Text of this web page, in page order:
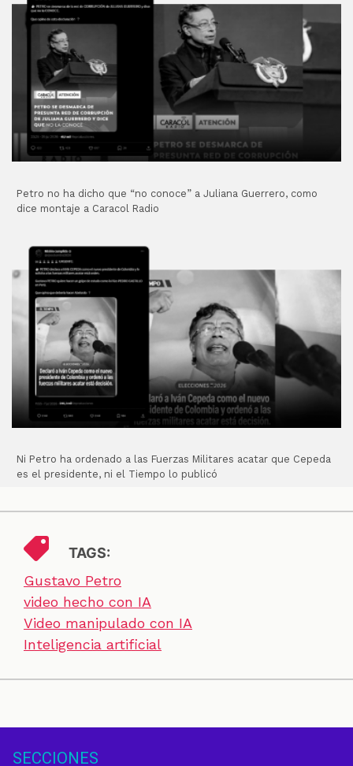
Petro no ha dicho que “no conoce” a Juliana Guerrero, como
dice montaje a Caracol Radio
Ni Petro ha ordenado a las Fuerzas Militares acatar que Cepeda
es el presidente, ni el Tiempo lo publicó
TAGS:
Gustavo Petro
video hecho con IA
Video manipulado con IA
Inteligencia artificial
SECCIONES